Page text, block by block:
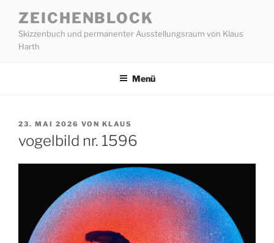
Inhalt
springen
ZEICHENBLOCK
Skizzenbuch und permanenter Ausstellungsraum von Klaus
Harth
Menü
VERÖFFENTLICHT
23. MAI 2026 VON KLAUS
vogelbild nr. 1596